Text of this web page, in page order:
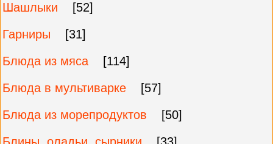
Шашлыки
[52]
Гарниры
[31]
Блюда из мяса
[114]
Блюда в мультиварке
[57]
Блюда из морепродуктов
[50]